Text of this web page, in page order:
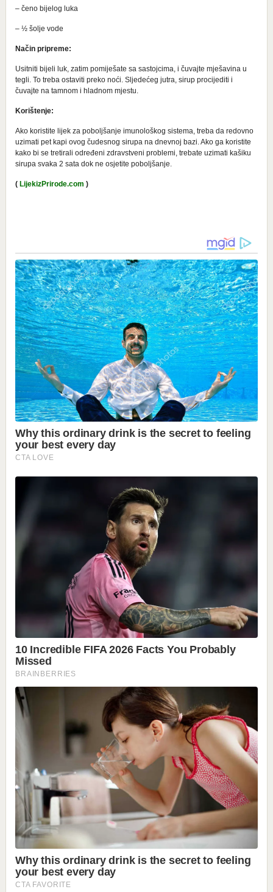
– čeno bijelog luka
– ½ šolje vode
Način pripreme:
Usitniti bijeli luk, zatim pomiješate sa sastojcima, i čuvajte mješavina u
tegli. To treba ostaviti preko noći. Sljedećeg jutra, sirup procijediti i
čuvajte na tamnom i hladnom mjestu.
Korištenje:
Ako koristite lijek za poboljšanje imunološkog sistema, treba da redovno
uzimati pet kapi ovog čudesnog sirupa na dnevnoj bazi. Ako ga koristite
kako bi se tretirali određeni zdravstveni problemi, trebate uzimati kašiku
sirupa svaka 2 sata dok ne osjetite poboljšanje.
( LijekizPrirode.com )